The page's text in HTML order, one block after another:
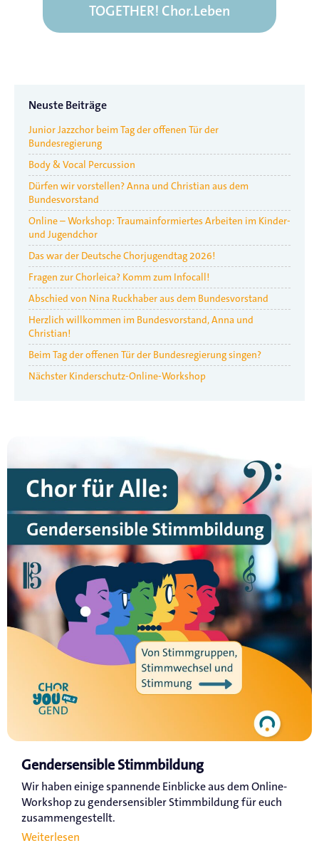
TOGETHER! Chor.Leben
Neuste Beiträge
Junior Jazzchor beim Tag der offenen Tür der
Bundesregierung
Body & Vocal Percussion
Dürfen wir vorstellen? Anna und Christian aus dem
Bundesvorstand
Online – Workshop: Traumainformiertes Arbeiten im Kinder-
und Jugendchor
Das war der Deutsche Chorjugendtag 2026!
Fragen zur Chorleica? Komm zum Infocall!
Abschied von Nina Ruckhaber aus dem Bundesvorstand
Herzlich willkommen im Bundesvorstand, Anna und
Christian!
Beim Tag der offenen Tür der Bundesregierung singen?
Nächster Kinderschutz-Online-Workshop
Gendersensible Stimmbildung
Wir haben einige spannende Einblicke aus dem Online-
Workshop zu gendersensibler Stimmbildung für euch
zusammengestellt.
Weiterlesen